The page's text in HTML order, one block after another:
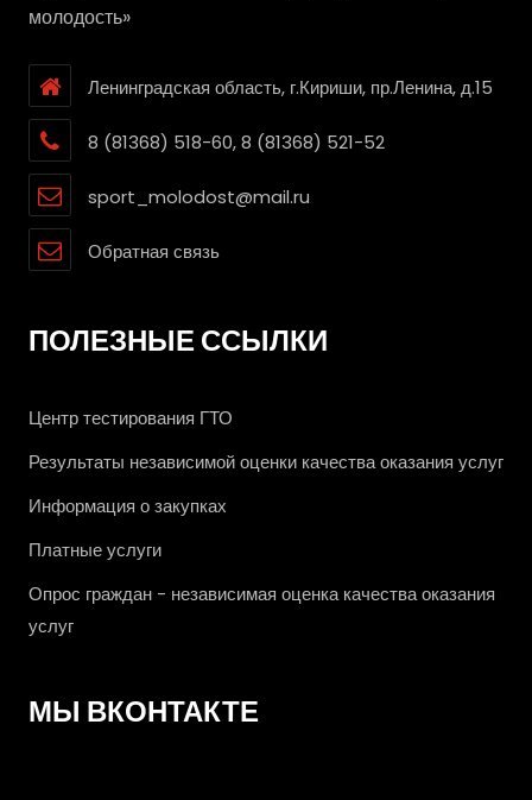
молодость»
Ленинградская область, г.Кириши, пр.Ленина, д.15
8 (81368) 518-60, 8 (81368) 521-52
sport_molodost@mail.ru
Обратная связь
ПОЛЕЗНЫЕ ССЫЛКИ
Центр тестирования ГТО
Результаты независимой оценки качества оказания услуг
Информация о закупках
Платные услуги
Опрос граждан - независимая оценка качества оказания
услуг
МЫ ВКОНТАКТЕ